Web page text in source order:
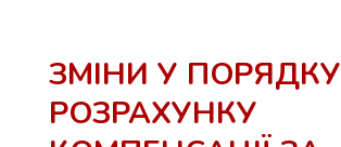
ЗМІНИ У ПОРЯДКУ
РОЗРАХУНКУ